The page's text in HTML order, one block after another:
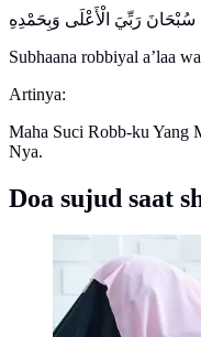
Subhaana robbiyal a’laa
Artinya:
Maha Suci Robb-ku Yang
Nya.
Doa sujud saat